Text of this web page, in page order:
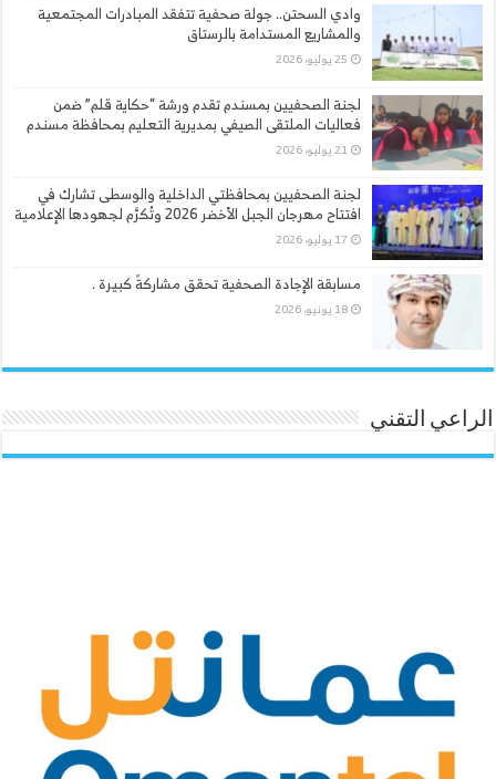
وادي السحتن.. جولة صحفية تتفقد المبادرات المجتمعية
والمشاريع المستدامة بالرستاق
25 يوليو، 2026
لجنة الصحفيين بمسندم تقدم ورشة “حكاية قلم” ضمن
فعاليات الملتقى الصيفي بمديرية التعليم بمحافظة مسندم
21 يوليو، 2026
لجنة الصحفيين بمحافظتي الداخلية والوسطى تشارك في
افتتاح مهرجان الجبل الأخضر 2026 وتُكرَّم لجهودها الإعلامية
17 يوليو، 2026
مسابقة الإجادة الصحفية تحقق مشاركةً كبيرة .
18 يونيو، 2026
الراعي التقني